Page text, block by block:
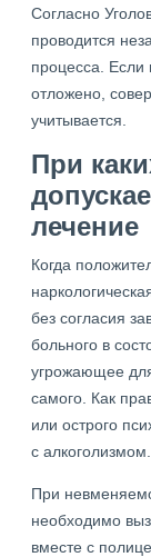
Согласно
проводится
процесса. Если
отложено,
учитывается.
При
лечение
Когда
без согласия
больного в
угрожающее
самого. Как
или острого
с алкоголизмом.
При
необходимо
вместе с